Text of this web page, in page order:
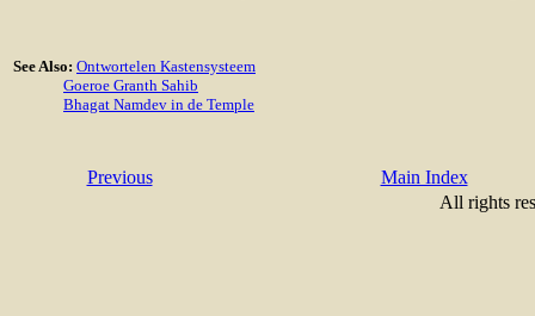
See Also: Ontwortelen Kastensysteem
Goeroe Granth Sahib
Bhagat Namdev in de Temple
Previous
Main Index
All rights